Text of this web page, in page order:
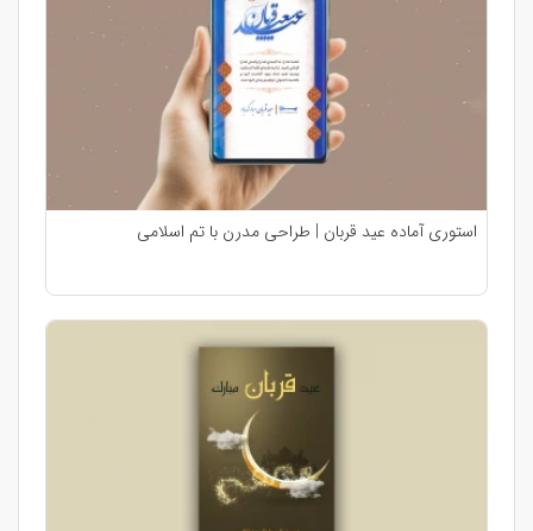
استوری آماده عید قربان | طراحی مدرن با تم اسلامی